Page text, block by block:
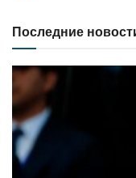
Последние